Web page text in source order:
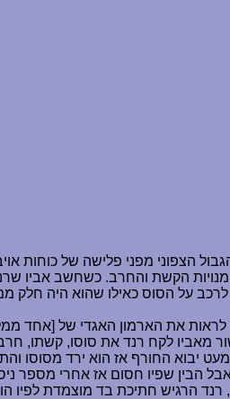
הצפוני מפני פלישה של כוחות
על הסוס כאילו שהוא היה חלק
את הארמון האגדי של [אחד
מאביו לקח רנד את סוסו, קשתו,
יבוא החורף אז הוא ירד מסוסו
אבל הבין שפיו חסום אז אחרי מספר
הרגיש חתיכת בד מוצמדת לפיו